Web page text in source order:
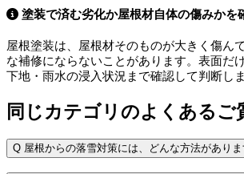
塗装で済む劣化か屋根材自体の傷みかを
屋根塗装は、屋根材そのものが大きく傷ん
な補修にならないことがあります。表面だ
下地・雨水の浸入状況まで確認して判断しま
同じカテゴリのよくあるご
Q 屋根からの落雪対策には、どんな方法がありま